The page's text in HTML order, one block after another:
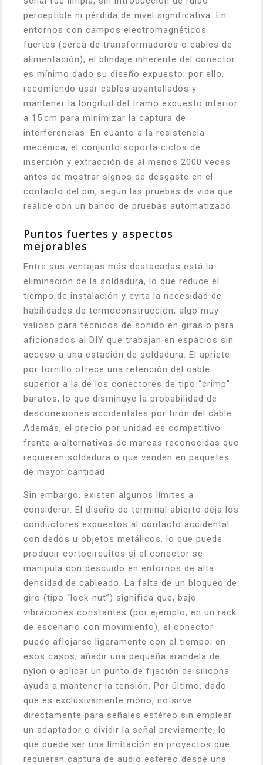
perceptible ni pérdida de nivel significativa. En
entornos con campos electromagnéticos
fuertes (cerca de transformadores o cables de
alimentación), el blindaje inherente del conector
es mínimo dado su diseño expuesto; por ello,
recomiendo usar cables apantallados y
mantener la longitud del tramo expuesto inferior
a 15 cm para minimizar la captura de
interferencias. En cuanto a la resistencia
mecánica, el conjunto soporta ciclos de
inserción y extracción de al menos 2000 veces
antes de mostrar signos de desgaste en el
contacto del pin, según las pruebas de vida que
realicé con un banco de pruebas automatizado.
Puntos fuertes y aspectos
mejorables
Entre sus ventajas más destacadas está la
eliminación de la soldadura, lo que reduce el
tiempo de instalación y evita la necesidad de
habilidades de termoconstrucción, algo muy
valioso para técnicos de sonido en giras o para
aficionados al DIY que trabajan en espacios sin
acceso a una estación de soldadura. El apriete
por tornillo ofrece una retención del cable
superior a la de los conectores de tipo “crimp”
baratos, lo que disminuye la probabilidad de
desconexiones accidentales por tirón del cable.
Además, el precio por unidad es competitivo
frente a alternativas de marcas reconocidas que
requieren soldadura o que venden en paquetes
de mayor cantidad.
Sin embargo, existen algunos límites a
considerar. El diseño de terminal abierto deja los
conductores expuestos al contacto accidental
con dedos u objetos metálicos, lo que puede
producir cortocircuitos si el conector se
manipula con descuido en entornos de alta
densidad de cableado. La falta de un bloqueo de
giro (tipo “lock‑nut”) significa que, bajo
vibraciones constantes (por ejemplo, en un rack
de escenario con movimiento), el conector
puede aflojarse ligeramente con el tiempo; en
esos casos, añadir una pequeña arandela de
nylon o aplicar un punto de fijación de silicona
ayuda a mantener la tensión. Por último, dado
que es exclusivamente mono, no sirve
directamente para señales estéreo sin emplear
un adaptador o dividir la señal previamente, lo
que puede ser una limitación en proyectos que
requieran captura de audio estéreo desde una